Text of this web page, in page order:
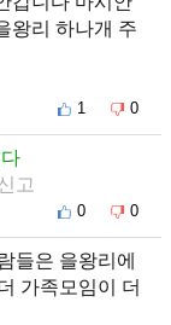
왕리 하나개 주
1 0
고
0 0
들은 을왕리에
가족모임이 더